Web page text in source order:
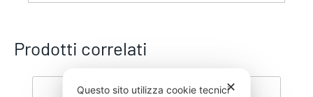
Prodotti correlati
✕
Questo sito utilizza cookie tecnici